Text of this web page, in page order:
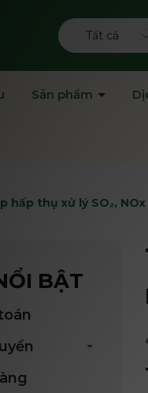
Tất cả
Sản phẩm
hấp thụ xử lý SO₂,
BẬT